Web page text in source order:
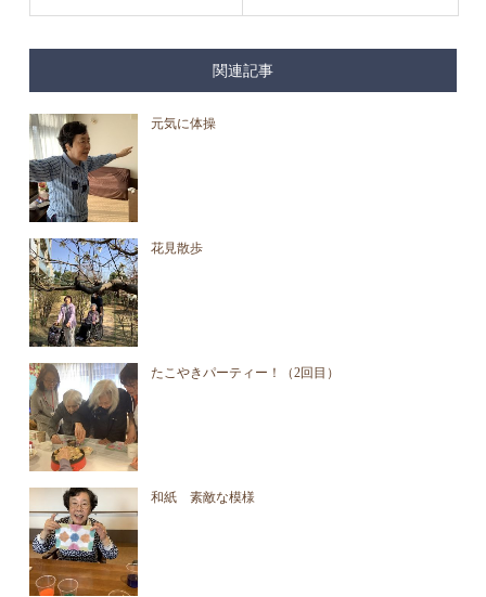
関連記事
元気に体操
花見散歩
たこやきパーティー！（2回目）
和紙 素敵な模様